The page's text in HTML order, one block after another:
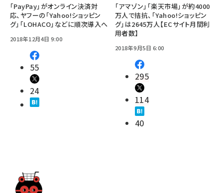
「PayPay」がオンライン決済対
応、ヤフーの「Yahoo!ショッピン
グ」「LOHACO」などに順次導入へ
2018年12月4日 9:00
55
24
「アマゾン」「楽天市場」が約4000
万人で拮抗、「Yahoo!ショッピン
グ」は2645万人【ECサイト月間利
用者数】
2018年9月5日 6:00
295
114
40